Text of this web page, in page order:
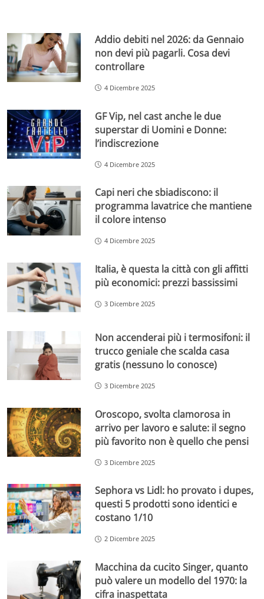
Addio debiti nel 2026: da Gennaio
non devi più pagarli. Cosa devi
controllare
4 Dicembre 2025
GF Vip, nel cast anche le due
superstar di Uomini e Donne:
l’indiscrezione
4 Dicembre 2025
Capi neri che sbiadiscono: il
programma lavatrice che mantiene
il colore intenso
4 Dicembre 2025
Italia, è questa la città con gli affitti
più economici: prezzi bassissimi
3 Dicembre 2025
Non accenderai più i termosifoni: il
trucco geniale che scalda casa
gratis (nessuno lo conosce)
3 Dicembre 2025
Oroscopo, svolta clamorosa in
arrivo per lavoro e salute: il segno
più favorito non è quello che pensi
3 Dicembre 2025
Sephora vs Lidl: ho provato i dupes,
questi 5 prodotti sono identici e
costano 1/10
2 Dicembre 2025
Macchina da cucito Singer, quanto
può valere un modello del 1970: la
cifra inaspettata